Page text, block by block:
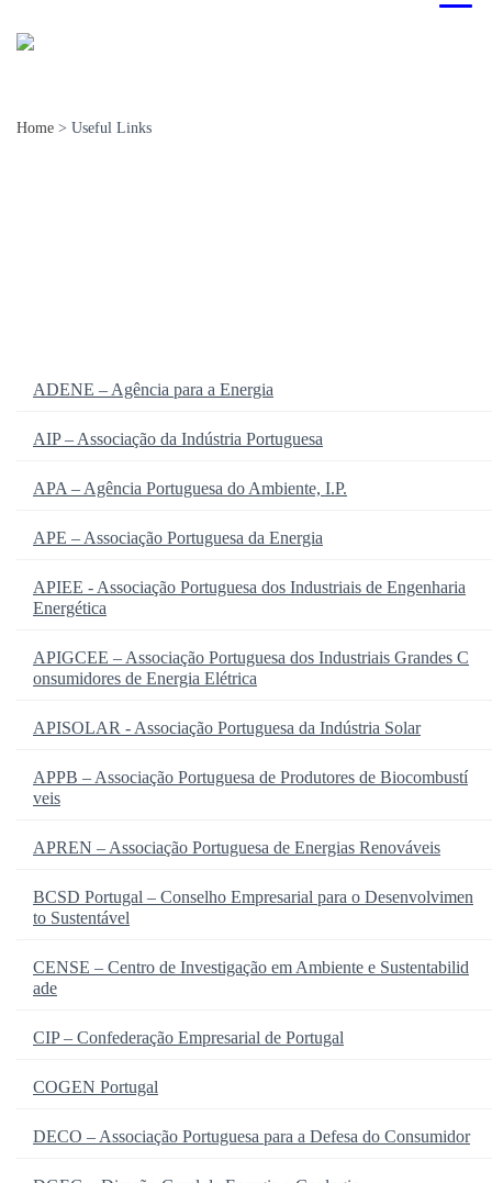
Home > Useful Links
ADENE – Agência para a Energia
AIP – Associação da Indústria Portuguesa
APA – Agência Portuguesa do Ambiente, I.P.
APE – Associação Portuguesa da Energia
APIEE - Associação Portuguesa dos Industriais de Engenharia
Energética
APIGCEE – Associação Portuguesa dos Industriais Grandes C
onsumidores de Energia Elétrica
APISOLAR - Associação Portuguesa da Indústria Solar
APPB – Associação Portuguesa de Produtores de Biocombustí
veis
APREN – Associação Portuguesa de Energias Renováveis
BCSD Portugal – Conselho Empresarial para o Desenvolvimen
to Sustentável
CENSE – Centro de Investigação em Ambiente e Sustentabilid
ade
CIP – Confederação Empresarial de Portugal
COGEN Portugal
DECO – Associação Portuguesa para a Defesa do Consumidor